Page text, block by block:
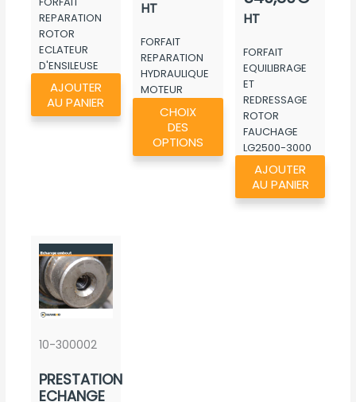
REPARATION
ROTOR
ECLATEUR
D'ENSILEUSE
AJOUTER
AU PANIER
707,70€
1.223,25€
HT
FORFAIT
REPARATION
HYDRAULIQUE
MOTEUR
VICKERS
CHOIX
DES
OPTIONS
Ce
produit
plusieurs
variations.
Les
HT
FORFAIT
EQUILIBRAGE
ET
REDRESSAGE
ROTOR
FAUCHAGE
LG2500-3000
AJOUTER
AU PANIER
10-300002
PRESTATION
ECHANGE